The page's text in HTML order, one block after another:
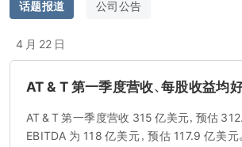
话题报道 公司公告
4 月 22 日
AT & T 第一季度营收、每股收益均
AT & T 第一季度营收 315 亿美元，预估
EBITDA 为 118 亿美元，预估 117.9 亿美